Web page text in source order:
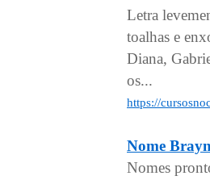
Letra
toalhas e
Diana,
os...
https://
Nome
Nomes